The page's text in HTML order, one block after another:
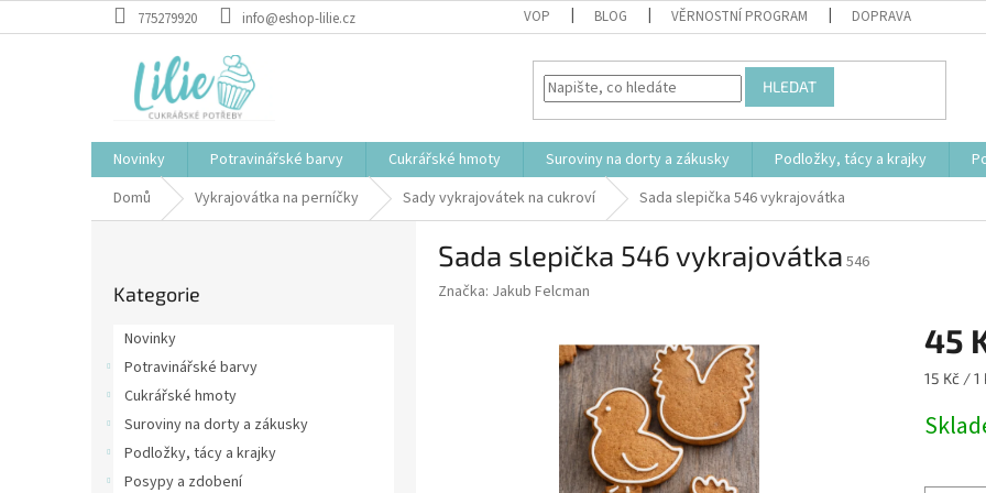
na
775279920 info@eshop-lilie.cz VOP BLOG VĚRNOSTNÍ PROGRAM DOPRAVA
HLEDAT
Novinky Potravinářské barvy Cukrářské hmoty Suroviny na dorty a zákusky Podložky, tácy a krajky
Domů
Vykrajovátka na perníčky Sady vykrajovátek na cukroví Sada slepička 546 vykrajovátka
kategorie
Kategorie
Novinky
Potravinářské barvy
Cukrářské hmoty
Suroviny na dorty a zákusky
Podložky, tácy a krajky
Posypy a zdobení
Sada slepička 546 vykrajovátka 546
Značka: Jakub Felcman
45
Měrná
15 Kč / 1